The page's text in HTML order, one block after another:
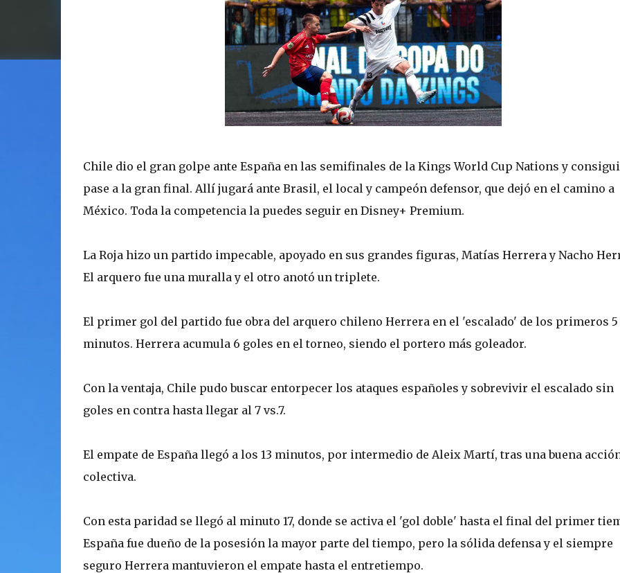
Chile dio el gran golpe ante España en las semifinales de la Kings World Cup Nations y
pase a la gran final. Allí jugará ante Brasil, el local y campeón defensor, que dejó en el camino a
México. Toda la competencia la puedes seguir en Disney+ Premium.
La Roja hizo un partido impecable, apoyado en sus grandes figuras, Matías Herrera y Nacho
El arquero fue una muralla y el otro anotó un triplete.
El primer gol del partido fue obra del arquero chileno Herrera en el 'escalado' de los primeros 5
minutos. Herrera acumula 6 goles en el torneo, siendo el portero más goleador.
Con la ventaja, Chile pudo buscar entorpecer los ataques españoles y sobrevivir el escalado sin
goles en contra hasta llegar al 7 vs.7.
El empate de España llegó a los 13 minutos, por intermedio de Aleix Martí, tras una buena
colectiva.
Con esta paridad se llegó al minuto 17, donde se activa el 'gol doble' hasta el final del primer
España fue dueño de la posesión la mayor parte del tiempo, pero la sólida defensa y el siempre
seguro Herrera mantuvieron el empate hasta el entretiempo.